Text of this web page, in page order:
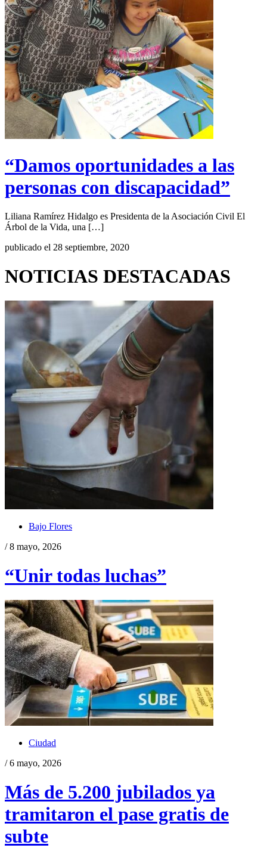
“Damos oportunidades a las
personas con discapacidad”
Liliana Ramírez Hidalgo es Presidenta de la Asociación Civil El
Árbol de la Vida, una […]
publicado el 28 septiembre, 2020
NOTICIAS DESTACADAS
Bajo Flores
/ 8 mayo, 2026
“Unir todas luchas”
Ciudad
/ 6 mayo, 2026
Más de 5.200 jubilados ya
tramitaron el pase gratis de
subte